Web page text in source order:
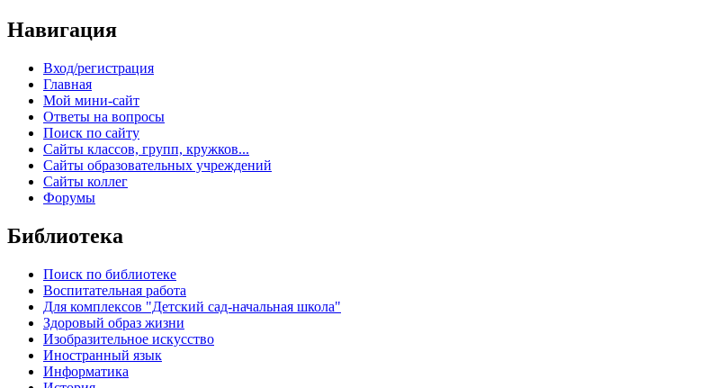
Навигация
Вход/регистрация
Главная
Мой мини-сайт
Ответы на вопросы
Поиск по сайту
Сайты классов, групп, кружков...
Сайты образовательных учреждений
Сайты коллег
Форумы
Библиотека
Поиск по библиотеке
Воспитательная работа
Для комплексов "Детский сад-начальная школа"
Здоровый образ жизни
Изобразительное искусство
Иностранный язык
Информатика